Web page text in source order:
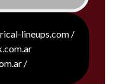
lineups.com /
/